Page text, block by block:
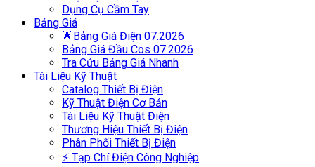
Dụng Cụ Cầm Tay
Bảng Giá
🌟Bảng Giá Điện 07.2026
Bảng Giá Đầu Cos 07.2026
Tra Cứu Bảng Giá Nhanh
Tài Liệu Kỹ Thuật
Catalog Thiết Bị Điện
Kỹ Thuật Điện Cơ Bản
Tài Liệu Kỹ Thuật Điện
Thương Hiệu Thiết Bị Điện
Phân Phối Thiết Bị Điện
⚡ Tạp Chí Điện Công Nghiệp